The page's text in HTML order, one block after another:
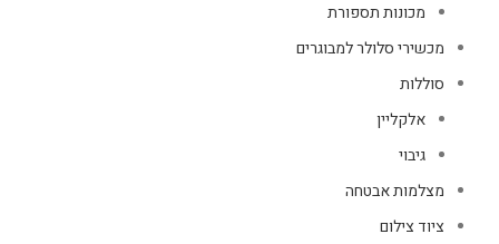
מכונות תספורת
מכשירי סלולר למבוגרים
סוללות
אלקליין
גיבוי
מצלמות אבטחה
ציוד צילום